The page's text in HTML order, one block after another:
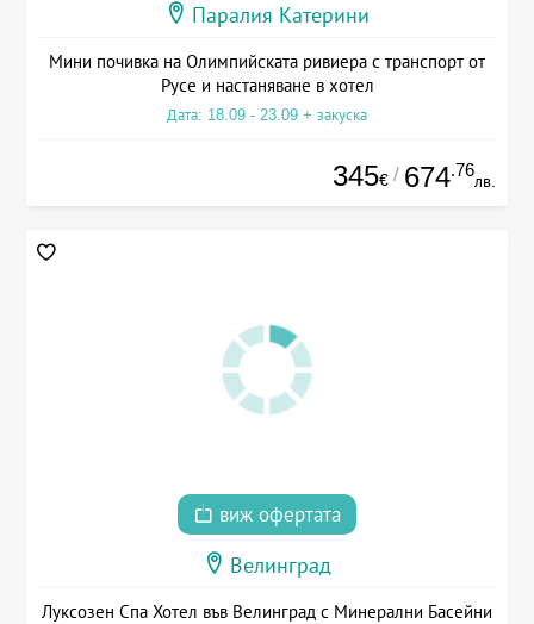
Паралия Катерини
Мини почивка на Олимпийската ривиера с транспорт от
Русе и настаняване в хотел
Дата: 18.09 - 23.09 + закуска
345€ / 674.76
лв.
виж офертата
Велинград
Луксозен Спа Хотел във Велинград с Минерални Басейни